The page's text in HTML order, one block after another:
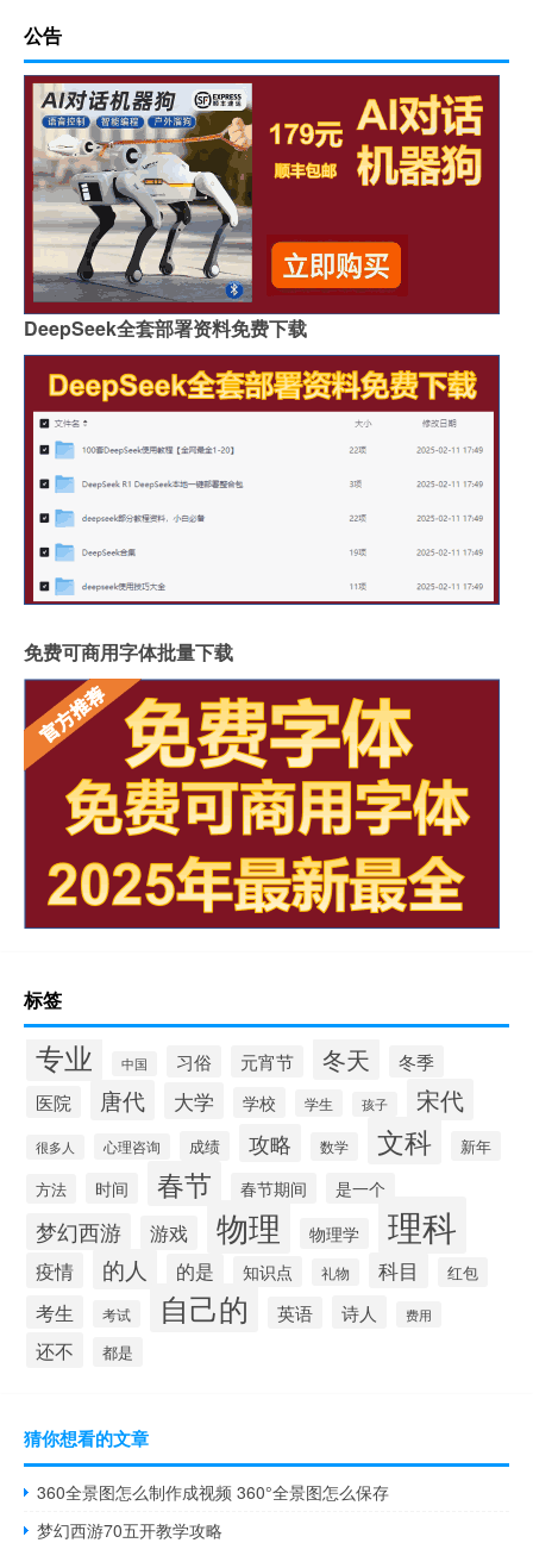
公告
DeepSeek全套部署资料免费下载
免费可商用字体批量下载
标签
专业 中国 习俗 元宵节 冬天
冬季
医院
唐代 大学 学校 学生 孩子 宋代
很多人 心理咨询 成绩 攻略 数学 文科
新年
方法
时间 春节 春节期间 是一个
梦幻西游 游戏 物理 物理学 理科
疫情 的人 的是 知识点 礼物 科目 红包
考生 考试 自己的 英语 诗人 费用
还不 都是
猜你想看的文章
360全景图怎么制作成视频 360°全景图怎么保存
梦幻西游70五开教学攻略